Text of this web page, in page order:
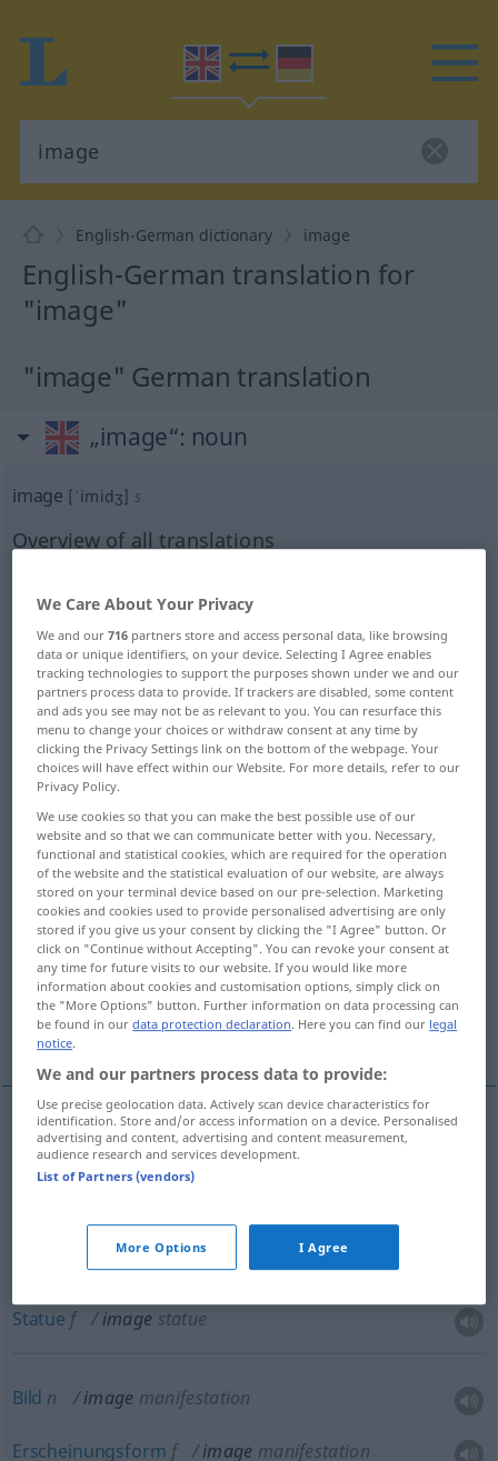
English-German dictionary image
English-German translation for
"image"
"image" German translation
„image“: noun
image [ˈimidʒ] s
Overview of all translations
bildliche Darstellung, Bildnis
Bildsäule, Statue
Bild, Erscheinungsform, Gestalt
Ab-, Ebenbild
optisches Bild AbBild
Wiedererleben Verkörperung
symbolische Darstellung, Symbol
More translations...
bildlicheDarstellung, Bild(nis)n imagepictorial
representation
f imagestatue
Statue f image statue
Bild n image manifestation
Erscheinungsform f image manifestation
We Care About Your Privacy
We and our716 partners store and access personal data, like browsing
data or unique identifiers, on your device. Selecting I Agree enables
tracking technologies to support the purposes shown under we and our
partners process data to provide. If trackers are disabled, some content
and ads you see may not be as relevant to you. You can resurface this
menu to change your choices or withdraw consent at any time by
clicking the Privacy Settings link on the bottom of the webpage. Your
choices will have effect within our Website. For more details, refer to our
Privacy Policy.
We use cookies so that you can make the best possible use of our
website and so that we can communicate better with you. Necessary,
functional and statistical cookies, which are required for the operation
of the website and the statistical evaluation of our website, are always
stored on your terminal device based on our pre-selection. Marketing
cookies and cookies used to provide personalised advertising are only
stored if you give us your consent by clicking the "I Agree" button. Or
click on "Continue without Accepting". You can revoke your consent at
any time for future visits to our website. If you would like more
information about cookies and customisation options, simply click on
the "More Options" button. Further information on data processing can
be found in ourdata protection declaration. Here you can find our legal
notice.
We and our partners process data to provide:
Use precise geolocation data. Actively scan device characteristics for
identification. Store and/or access information on a device. Personalised
advertising and content, advertising and content measurement,
audience research and services development.
List of Partners (vendors)
More Options I Agree